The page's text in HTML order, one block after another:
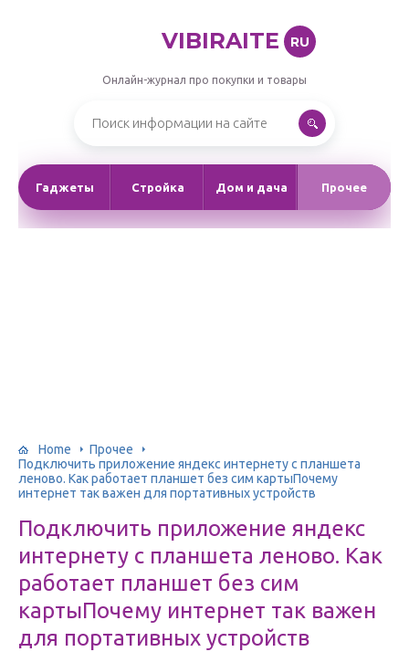
VIBIRAITE RU
Онлайн-журнал про покупки и товары
Гаджеты Стройка Дом и дача Прочее
Home
Прочее
Подключить приложение яндекс интернету с планшета
леново. Как работает планшет без сим картыПочему
интернет так важен для портативных устройств
Подключить приложение яндекс
интернету с планшета леново. Как
работает планшет без сим
картыПочему интернет так важен
для портативных устройств